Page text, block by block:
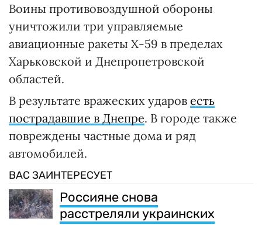
Воины противовоздушной обороны
уничтожили три управляемые
авиационные ракеты Х-59 в пределах
Харьковской и Днепропетровской
областей.
В результате вражеских ударов есть
пострадавшие в Днепре. В городе также
повреждены частные дома и ряд
автомобилей.
ВАС ЗАИНТЕРЕСУЕТ
Россияне снова
расстреляли украинских